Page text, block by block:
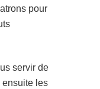
pour
servir de
ensuite les